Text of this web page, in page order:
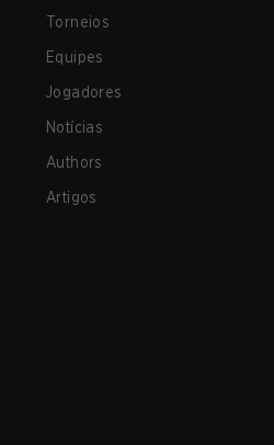
Torneios
Equipes
Jogadores
Notícias
Authors
Artigos